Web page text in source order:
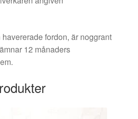
fordon, är noggrant
12 månaders